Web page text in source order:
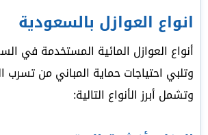
انواع العوازل بالسعودية
أنواع العوازل المائية المستخدمة في
وتلبي احتياجات حماية المباني من تسرب
وتشمل أبرز الأنواع التالية: